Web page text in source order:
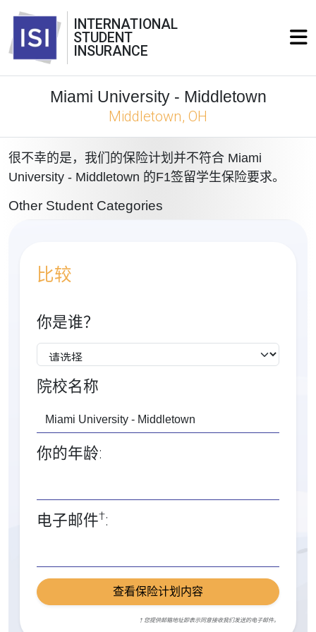
INTERNATIONAL
STUDENT
INSURANCE
Miami University - Middletown
Middletown, OH
很不幸的是，我们的保险计划并不符合 Miami
University - Middletown 的F1签留学生保险要求。
Other Student Categories
比较
你是谁？
院校名称
你的年龄:
电子邮件†:
查看保险计划内容
† 您提供邮箱地址即表示同意接收我们发送的电子邮件。